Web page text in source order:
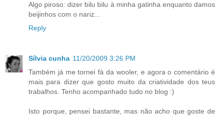
Algo piroso: dizer bilu bilu à minha gatinha enquanto damos
beijinhos com o nariz...
Reply
Sílvia cunha 11/20/2009 3:26 PM
Também já me tornei fá da wooler, e agora o comentário é
mais para dizer que gosto muito da criatividade dos teus
trabalhos. Tenho acompanhado tudo no blog :)
Isto porque, pensei bastante, mas não acho que goste de